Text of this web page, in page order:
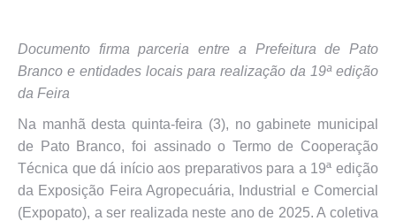
Documento firma parceria entre a Prefeitura de Pato
Branco e entidades locais para realização da 19ª edição
da Feira
Na manhã desta quinta-feira (3), no gabinete municipal
de Pato Branco, foi assinado o Termo de Cooperação
Técnica que dá início aos preparativos para a 19ª edição
da Exposição Feira Agropecuária, Industrial e Comercial
(Expopato), a ser realizada neste ano de 2025. A coletiva